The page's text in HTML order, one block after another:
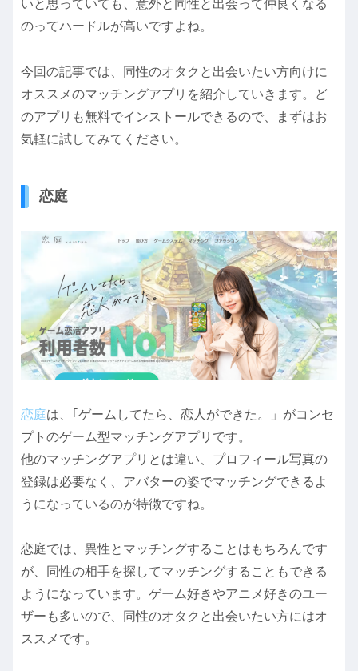
いと思っていても、意外と同性と出会って仲良くなる
のってハードルが高いですよね。
今回の記事では、同性のオタクと出会いたい方向けに
オススメのマッチングアプリを紹介していきます。ど
のアプリも無料でインストールできるので、まずはお
気軽に試してみてください。
恋庭
恋庭は、｢ゲームしてたら、恋人ができた。」がコンセ
プトのゲーム型マッチングアプリです。
他のマッチングアプリとは違い、プロフィール写真の
登録は必要なく、アバターの姿でマッチングできるよ
うになっているのが特徴ですね。
恋庭では、異性とマッチングすることはもちろんです
が、同性の相手を探してマッチングすることもできる
ようになっています。ゲーム好きやアニメ好きのユー
ザーも多いので、同性のオタクと出会いたい方にはオ
ススメです。